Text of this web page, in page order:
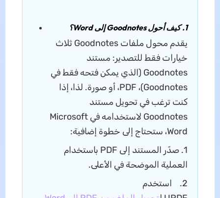
1. كيف أحول Goodnotes إلى Word؟
يقدم محول ملفات Goodnotes ثلاث
خيارات فقط للتصدير: مستند
Goodnotes (الذي يمكن فتحه فقط في
Goodnotes)، PDF، أو صورة. لذا، إذا
كنت ترغب في تحويل مستند
Goodnotes لاستخدامه في Microsoft
Word، ستحتاج إلى خطوة إضافية:
1. صدّر المستند إلى PDF باستخدام
العملية الموضحة في الأعلى.
2. استخدم